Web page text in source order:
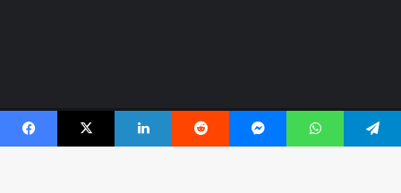
Facebook X Linkedin Reddit Messenger WhatsApp Telegram